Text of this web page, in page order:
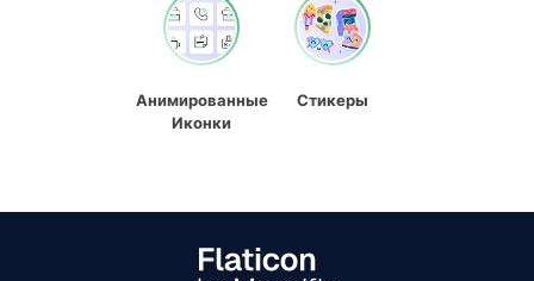
Анимированные
Иконки
Стикеры